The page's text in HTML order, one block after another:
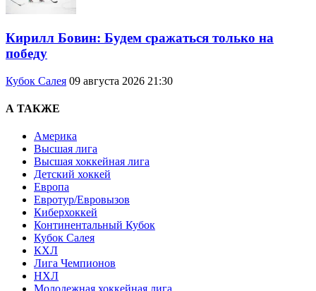
Кирилл Бовин: Будем сражаться только на
победу
Кубок Салея 09 августа 2026 21:30
А ТАКЖЕ
Америка
Высшая лига
Высшая хоккейная лига
Детский хоккей
Европа
Евротур/Евровызов
Киберхоккей
Континентальный Кубок
Кубок Салея
КХЛ
Лига Чемпионов
НХЛ